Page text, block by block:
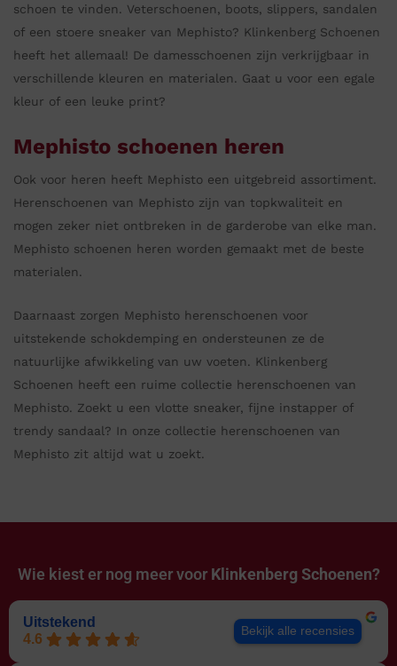
schoen te vinden. Veterschoenen, boots, slippers, sandalen
of een stoere sneaker van Mephisto? Klinkenberg Schoenen
heeft het allemaal! De damesschoenen zijn verkrijgbaar in
verschillende kleuren en materialen. Gaat u voor een egale
kleur of een leuke print?
Mephisto schoenen heren
Ook voor heren heeft Mephisto een uitgebreid assortiment.
Herenschoenen van Mephisto zijn van topkwaliteit en
mogen zeker niet ontbreken in de garderobe van elke man.
Mephisto schoenen heren worden gemaakt met de beste
materialen.
Daarnaast zorgen Mephisto herenschoenen voor
uitstekende schokdemping en ondersteunen ze de
natuurlijke afwikkeling van uw voeten. Klinkenberg
Schoenen heeft een ruime collectie herenschoenen van
Mephisto. Zoekt u een vlotte sneaker, fijne instapper of
trendy sandaal? In onze collectie herenschoenen van
Mephisto zit altijd wat u zoekt.
Wie kiest er nog meer voor Klinkenberg Schoenen?
Uitstekend
4.6
Bekijk alle recensies